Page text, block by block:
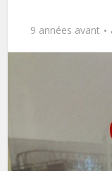
9 années avant